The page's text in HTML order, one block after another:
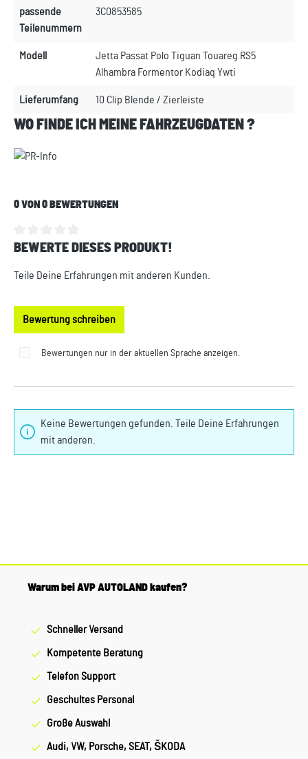
passende
Teilenummern
3C0853585
Modell
Jetta Passat Polo Tiguan Touareg RS5
Alhambra Formentor Kodiaq Ywti
Lieferumfang 10 Clip Blende / Zierleiste
WO FINDE ICH MEINE FAHRZEUGDATEN ?
0 VON 0 BEWERTUNGEN
Durchschnittliche Bewertung von 0 von 5 Sternen
BEWERTE DIESES PRODUKT!
Teile Deine Erfahrungen mit anderen Kunden.
Bewertung schreiben
Bewertungen nur in der aktuellen Sprache anzeigen.
Keine Bewertungen gefunden. Teile Deine Erfahrungen
mit anderen.
Warum bei AVP AUTOLAND kaufen?
Schneller Versand
Kompetente Beratung
Telefon Support
Geschultes Personal
Große Auswahl
Audi, VW, Porsche, SEAT, ŠKODA